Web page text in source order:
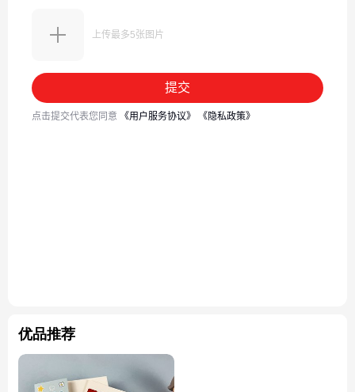
优品推荐